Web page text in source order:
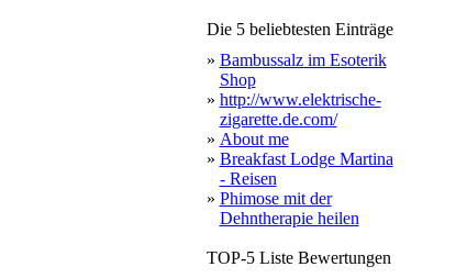
Die 5 beliebtesten Einträge
» Bambussalz im Esoterik
Shop
» http://www.elektrische-
zigarette.de.com/
» About me
» Breakfast Lodge Martina
- Reisen
» Phimose mit der
Dehntherapie heilen
TOP-5 Liste Bewertungen